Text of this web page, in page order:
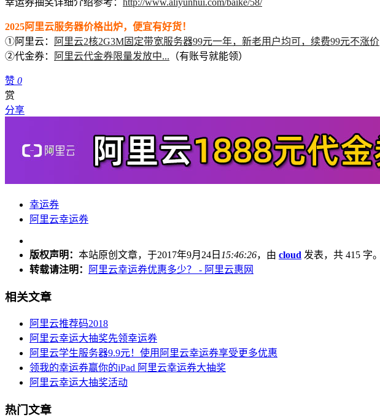
2025阿里云服务器价格出炉，便宜有好货！
①阿里云：
阿里云2核2G3M固定带宽服务器99元一年，新老用户均可，续费99元不涨价
②代金券：
阿里云代金券限量发放中... （有账号就能领）
赞 0
赏
分享
幸运券
阿里云幸运券
版权声明： 本站原创文章，于2017年9月24日 15:46:26，由 cloud 发表，共 415 字。
转载请注明：
阿里云幸运券优惠多少？ - 阿里云惠网
相关文章
阿里云推荐码2018
阿里云幸运大抽奖先领幸运券
阿里云学生服务器9.9元！使用阿里云幸运券享受更多优惠
领我的幸运券赢你的iPad 阿里云幸运券大抽奖
阿里云幸运大抽奖活动
热门文章